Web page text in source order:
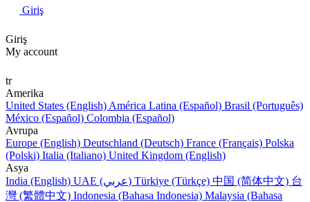
Giriş
Giriş
My account
tr
Amerika
United States (English) América Latina (Español) Brasil (Português)
México (Español) Colombia (Español)
Avrupa
Europe (English) Deutschland (Deutsch) France (Français) Polska
(Polski) Italia (Italiano) United Kingdom (English)
Asya
India (English)
UAE (عربي) Türkiye (Türkçe) 中国 (简体中文) 台
灣 (繁體中文) Indonesia (Bahasa Indonesia) Malaysia (Bahasa